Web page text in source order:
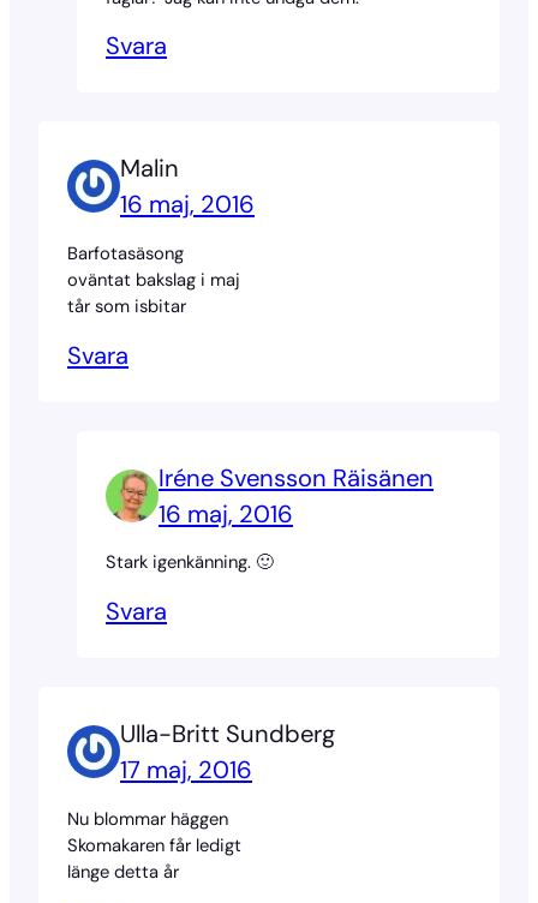
Svara
Malin
16 maj, 2016
Barfotasäsong
oväntat bakslag i maj
tår som isbitar
Svara
Iréne Svensson Räisänen
16 maj, 2016
Stark igenkänning. 🙂
Svara
Ulla-Britt Sundberg
17 maj, 2016
Nu blommar häggen
Skomakaren får ledigt
länge detta år